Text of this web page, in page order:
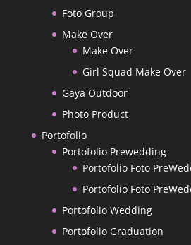
Foto Group
Make Over
Make Over
Girl Squad Make Over
Gaya Outdoor
Photo Product
Portofolio
Portofolio Prewedding
Portofolio Foto
Portofolio Foto
Portofolio Wedding
Portofolio Graduation